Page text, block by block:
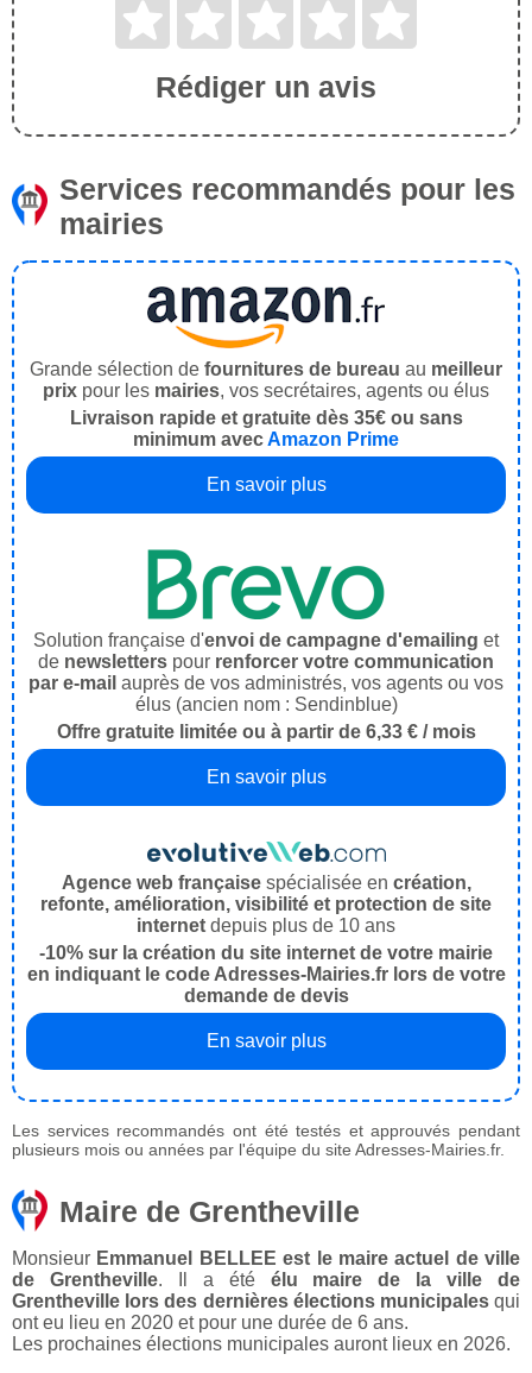
Rédiger un avis
Services recommandés pour les
mairies
Grande sélection de fournitures de bureau au meilleur
prix pour les mairies, vos secrétaires, agents ou élus
Livraison rapide et gratuite dès 35€ ou sans
minimum avecAmazon Prime
En savoir plus
Solution française d'envoi de campagne d'emailing et
de newsletters pour renforcer votre communication
par e-mail auprès de vos administrés, vos agents ou vos
élus (ancien nom : Sendinblue)
Offre gratuite limitée ou à partir de 6,33 € / mois
En savoir plus
Agence web françaisespécialisée en création,
refonte, amélioration, visibilité et protection de site
internet depuis plus de 10 ans
-10% sur la création du site internet de votre mairie
en indiquant le code Adresses-Mairies.fr lors de votre
demande de devis
En savoir plus
Les services recommandés ont été testés et approuvés pendant
plusieurs mois ou années par l'équipe du site Adresses-Mairies.fr.
Maire de Grentheville
Monsieur Emmanuel BELLEE est le maire actuel de ville
de Grentheville. Il a été élu maire de la ville de
Grentheville lors des dernières élections municipalesqui
ont eu lieu en 2020 et pour une durée de 6 ans.
Les prochaines élections municipales auront lieux en 2026.